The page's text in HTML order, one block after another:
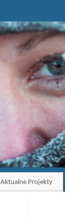
Aktualne Projekty